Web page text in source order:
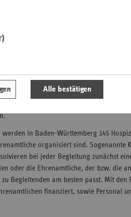
Alle bestätigen
und Mitarbeiter der
Kinder durch die Ehrenamtlichen
sterbenden Elternteil durch
werden in Baden-Württemberg 145
organisiert sind. Sogenannte
bei jeder Begleitung zunächst
oder die Ehrenamtliche, der bzw. die
zu Begleitenden am besten passt. Mit
finanziert, sowie Personal